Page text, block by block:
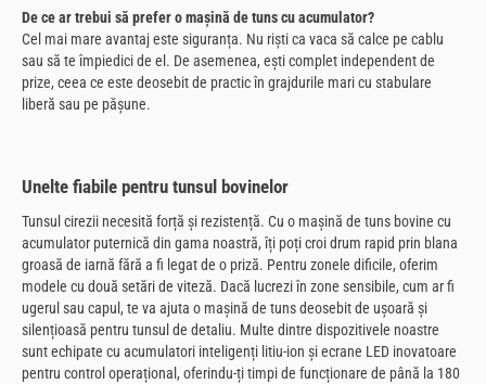
De ce ar trebui să prefer o mașină de tuns cu acumulator?
Cel mai mare avantaj este siguranța. Nu riști ca vaca să calce pe cablu
sau să te împiedici de el. De asemenea, ești complet independent de
prize, ceea ce este deosebit de practic în grajdurile mari cu stabulare
liberă sau pe pășune.
Unelte fiabile pentru tunsul bovinelor
Tunsul cirezii necesită forță și rezistență. Cu o mașină de tuns bovine cu
acumulator puternică din gama noastră, îți poți croi drum rapid prin blana
groasă de iarnă fără a fi legat de o priză. Pentru zonele dificile, oferim
modele cu două setări de viteză. Dacă lucrezi în zone sensibile, cum ar fi
ugerul sau capul, te va ajuta o mașină de tuns deosebit de ușoară și
silențioasă pentru tunsul de detaliu. Multe dintre dispozitivele noastre
sunt echipate cu acumulatori inteligenți litiu-ion și ecrane LED inovatoare
pentru control operațional, oferindu-ți timpi de funcționare de până la 180